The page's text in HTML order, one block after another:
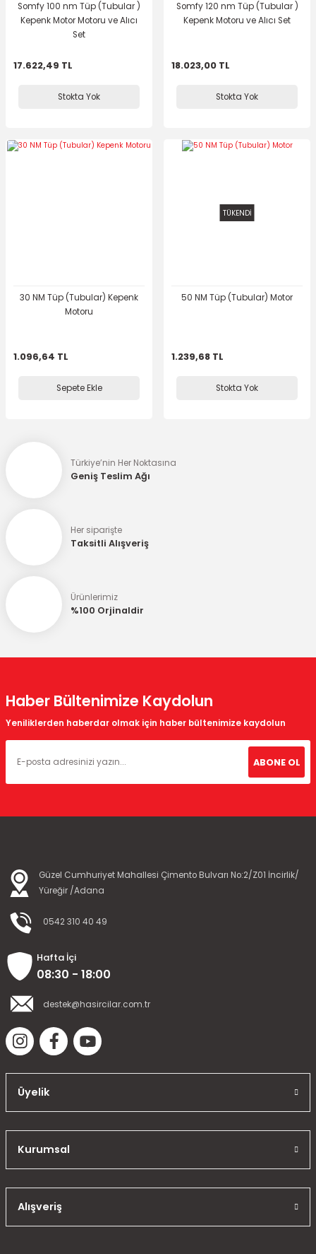
Somfy 100 nm Tüp (Tubular )
Kepenk Motor Motoru ve Alıcı
Set
17.622,49 TL
Stokta Yok
Somfy 120 nm Tüp (Tubular )
Kepenk Motoru ve Alıcı Set
18.023,00 TL
Stokta Yok
30 NM Tüp (Tubular) Kepenk
Motoru
1.096,64 TL
Sepete Ekle
TÜKENDİ
50 NM Tüp (Tubular) Motor
1.239,68 TL
Stokta Yok
Türkiye’nin Her Noktasına
Geniş Teslim Ağı
Her siparişte
Taksitli Alışveriş
Ürünlerimiz
%100 Orjinaldir
Haber Bültenimize Kaydolun
Yeniliklerden haberdar olmak için haber bültenimize kaydolun
ABONE OL
Güzel Cumhuriyet Mahallesi Çimento Bulvarı No:2/Z01 İncirlik/
Yüreğir /Adana
0542 310 40 49
Hafta İçi
08:30 - 18:00
destek@hasircilar.com.tr
Üyelik
Kurumsal
Alışveriş